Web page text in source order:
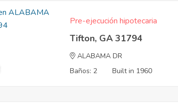
Pre-ejecución hipotecaria
Tifton, GA 31794
ALABAMA DR
Baños: 2
Built in 1960